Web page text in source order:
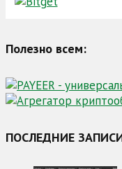
Полезно всем:
ПОСЛЕДНИЕ